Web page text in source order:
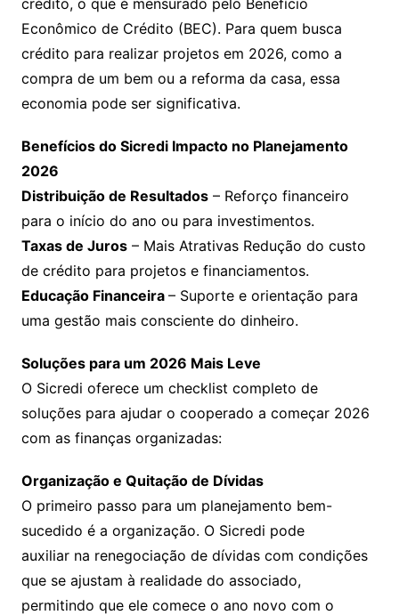
crédito, o que é mensurado pelo Benefício
Econômico de Crédito (BEC). Para quem busca
crédito para realizar projetos em 2026, como a
compra de um bem ou a reforma da casa, essa
economia pode ser significativa.
Benefícios do Sicredi Impacto no Planejamento
2026
Distribuição de Resultados– Reforço financeiro
para o início do ano ou para investimentos.
Taxas de Juros– Mais Atrativas Redução do custo
de crédito para projetos e financiamentos.
Educação Financeira – Suporte e orientação para
uma gestão mais consciente do dinheiro.
Soluções para um 2026 Mais Leve
O Sicredi oferece um checklist completo de
soluções para ajudar o cooperado a começar 2026
com as finanças organizadas:
Organização e Quitação de Dívidas
O primeiro passo para um planejamento bem-
sucedido é a organização. O Sicredi pode
auxiliar na renegociação de dívidas com condições
que se ajustam à realidade do associado,
permitindo que ele comece o ano novo com o